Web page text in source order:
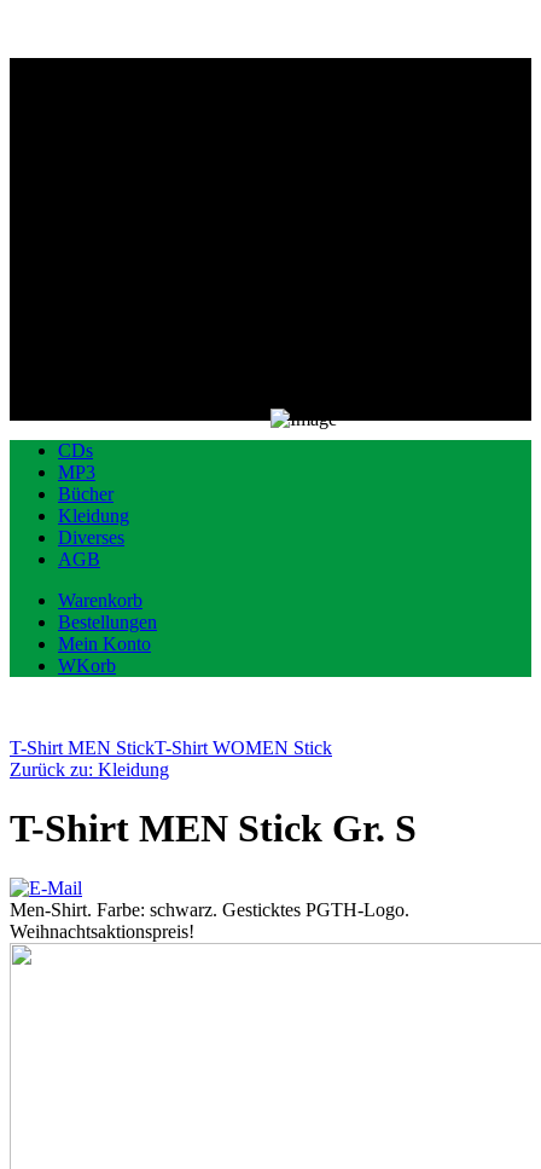
CDs
MP3
Bücher
Kleidung
Diverses
AGB
Warenkorb
Bestellungen
Mein Konto
WKorb
T-Shirt MEN StickT-Shirt WOMEN Stick
Zurück zu: Kleidung
T-Shirt MEN Stick Gr. S
Men-Shirt. Farbe: schwarz. Gesticktes PGTH-Logo.
Weihnachtsaktionspreis!